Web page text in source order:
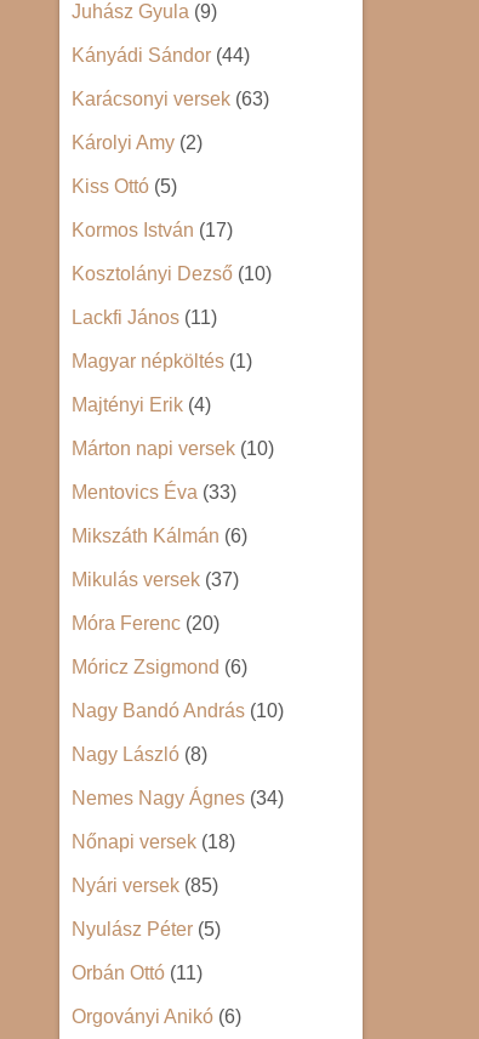
Juhász Gyula (9)
Kányádi Sándor (44)
Karácsonyi versek (63)
Károlyi Amy (2)
Kiss Ottó (5)
Kormos István (17)
Kosztolányi Dezső (10)
Lackfi János (11)
Magyar népköltés (1)
Majtényi Erik (4)
Márton napi versek (10)
Mentovics Éva (33)
Mikszáth Kálmán (6)
Mikulás versek (37)
Móra Ferenc (20)
Móricz Zsigmond (6)
Nagy Bandó András (10)
Nagy László (8)
Nemes Nagy Ágnes (34)
Nőnapi versek (18)
Nyári versek (85)
Nyulász Péter (5)
Orbán Ottó (11)
Orgoványi Anikó (6)